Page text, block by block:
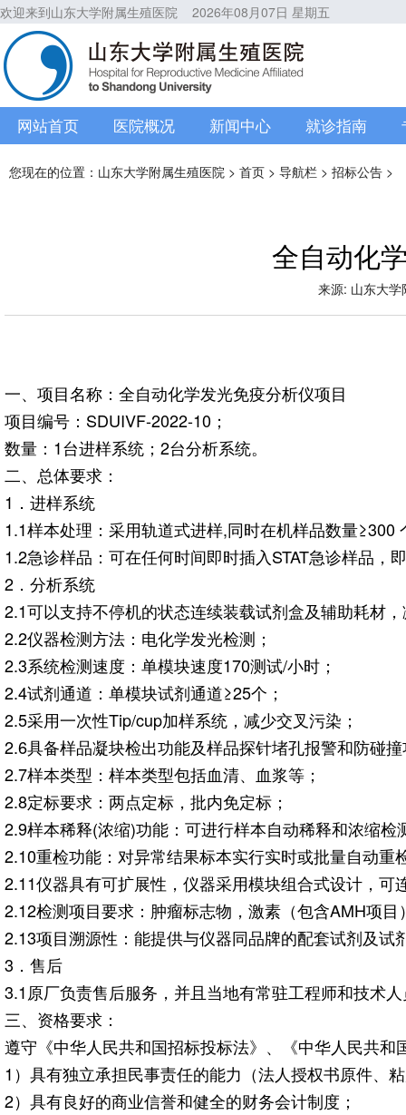
欢迎来到山东大学附属生殖医院 2026年08月07日 星期五
网站首页 医院概况 新闻中心 就诊指南
您现在的位置： 山东大学附属生殖医院 > 首页 > 导航栏 > 招标公告 >
全自动化
来源: 山东大
一、项目名称：全自动化学发光免疫分析仪项目
项目编号：SDUIVF-2022-10；
数量：1台进样系统；2台分析系统。
二、总体要求：
1．进样系统
1.1样本处理：采用轨道式进样,同时在机样品数量≥300
1.2急诊样品：可在任何时间即时插入STAT急诊样品，
2．分析系统
2.1可以支持不停机的状态连续装载试剂盒及辅助耗材
2.2仪器检测方法：电化学发光检测；
2.3系统检测速度：单模块速度170测试/小时；
2.4试剂通道：单模块试剂通道≥25个；
2.5采用一次性Tip/cup加样系统，减少交叉污染；
2.6具备样品凝块检出功能及样品探针堵孔报警和防碰
2.7样本类型：样本类型包括血清、血浆等；
2.8定标要求：两点定标，批内免定标；
2.9样本稀释(浓缩)功能：可进行样本自动稀释和浓缩检
2.10重检功能：对异常结果标本实行实时或批量自动
2.11仪器具有可扩展性，仪器采用模块组合式设计，
2.12检测项目要求：肿瘤标志物，激素（包含AMH项目
2.13项目溯源性：能提供与仪器同品牌的配套试剂及试
3．售后
3.1原厂负责售后服务，并且当地有常驻工程师和技术
三、资格要求：
遵守《中华人民共和国招标投标法》、《中华人民共
1）具有独立承担民事责任的能力（法人授权书原件、
2）具有良好的商业信誉和健全的财务会计制度；